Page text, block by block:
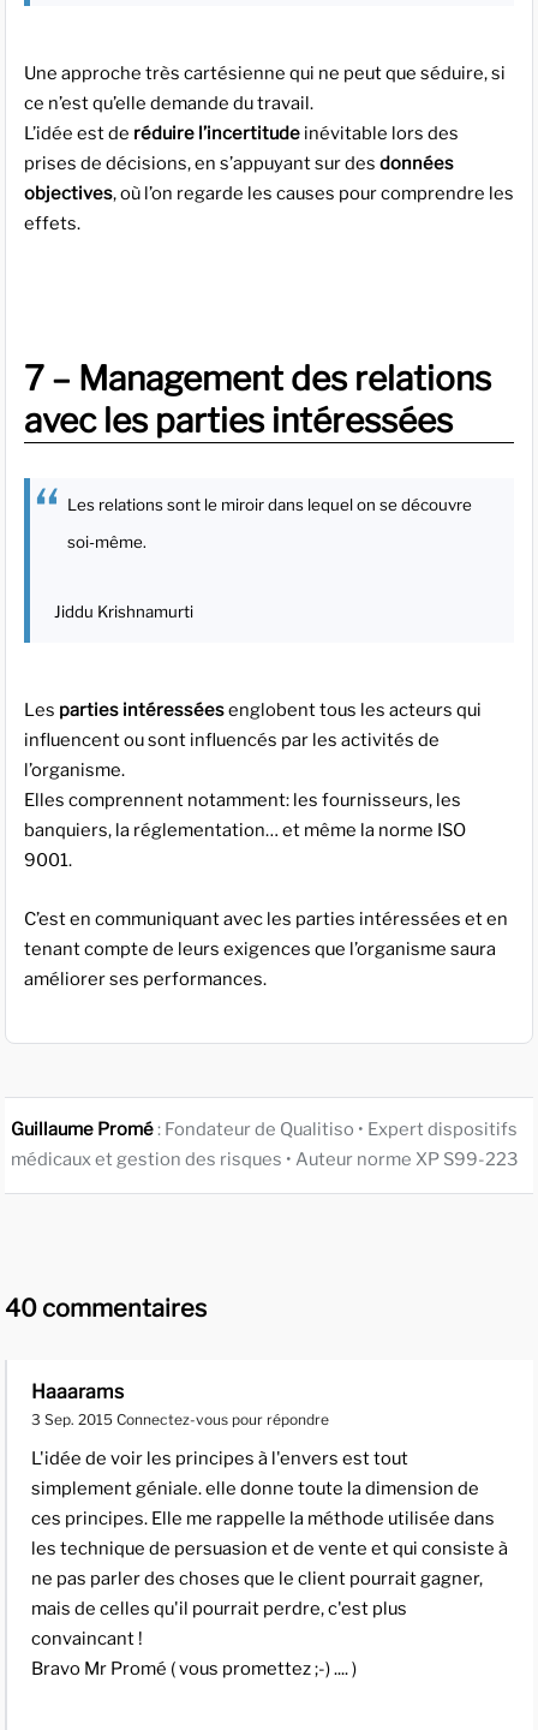
Une approche très cartésienne qui ne peut que séduire, si
ce n’est qu’elle demande du travail.
L’idée est de réduire l’incertitudeinévitable lors des
prises de décisions, en s’appuyant sur des données
objectives, où l’on regarde les causes pour comprendre les
effets.
7 – Management des relations
avec les parties intéressées
Les relations sont le miroir dans lequel on se découvre
soi-même.
Jiddu Krishnamurti
Les parties intéresséesenglobent tous les acteurs qui
influencent ou sont influencés par les activités de
l’organisme.
Elles comprennent notamment: les fournisseurs, les
banquiers, la réglementation… et même la norme ISO
9001.
C’est en communiquant avec les parties intéressées et en
tenant compte de leurs exigences que l’organisme saura
améliorer ses performances.
Guillaume Promé: Fondateur de Qualitiso • Expert dispositifs
médicaux et gestion des risques • Auteur norme XP S99-223
40 commentaires
Haaarams
3 Sep. 2015 Connectez-vous pour répondre
L'idée de voir les principes à l'envers est tout
simplement géniale. elle donne toute la dimension de
ces principes. Elle me rappelle la méthode utilisée dans
les technique de persuasion et de vente et qui consiste à
ne pas parler des choses que le client pourrait gagner,
mais de celles qu'il pourrait perdre, c'est plus
convaincant !
Bravo Mr Promé ( vous promettez ;-) .... )